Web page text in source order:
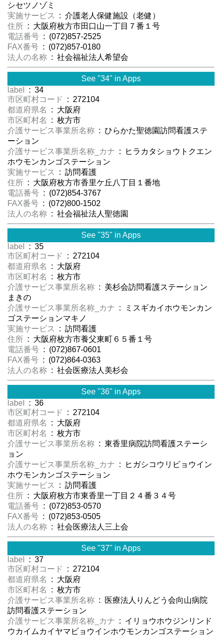
シセツノゾミ
実施サービス
: 介護老人保健施設（老健）
住所 : 大阪府枚方市田口山一丁目７番１号
電話番号 : (072)857-2525
FAX番号 : (072)857-0180
法人の名称 : 社会福祉法人希望会
See "34" in Apps
label
: 34
市区町村コード
: 272104
都道府県名
: 大阪府
市区町村名
: 枚方市
介護サービス事業所名称 : ひらかた聖徳園訪問看護ステ
ーション
介護サービス事業所名称_カナ : ヒラカタショウトクエン
ホウモンカンゴステーション
実施サービス
: 訪問看護
住所 : 大阪府枚方市香里ケ丘八丁目１番地
電話番号 : (072)854-3767
FAX番号 : (072)800-1502
法人の名称 : 社会福祉法人聖徳園
See "35" in Apps
label
: 35
市区町村コード
: 272104
都道府県名
: 大阪府
市区町村名
: 枚方市
介護サービス事業所名称 : 美杉会訪問看護ステーション
まきの
介護サービス事業所名称_カナ : ミスギカイホウモンカン
ゴステーションマキノ
実施サービス
: 訪問看護
住所 : 大阪府枚方市養父東町６５番１号
電話番号 : (072)867-0601
FAX番号 : (072)864-0363
法人の名称 : 社会医療法人美杉会
See "36" in Apps
label
: 36
市区町村コード
: 272104
都道府県名
: 大阪府
市区町村名
: 枚方市
介護サービス事業所名称 : 東香里病院訪問看護ステーシ
ョン
介護サービス事業所名称_カナ : ヒガシコウリビョウイン
ホウモンカンゴステーション
実施サービス
: 訪問看護
住所 : 大阪府枚方市東香里一丁目２４番３４号
電話番号 : (072)853-0570
FAX番号 : (072)853-0505
法人の名称 : 社会医療法人三上会
See "37" in Apps
label
: 37
市区町村コード
: 272104
都道府県名
: 大阪府
市区町村名
: 枚方市
介護サービス事業所名称 : 医療法人りんどう会向山病院
訪問看護ステーション
介護サービス事業所名称_カナ : イリョウホウジンリンド
ウカイムカイヤマビョウインホウモンカンゴステーション